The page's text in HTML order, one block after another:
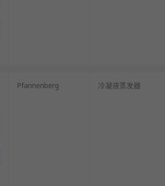
Pfannenberg 冷凝液蒸发器